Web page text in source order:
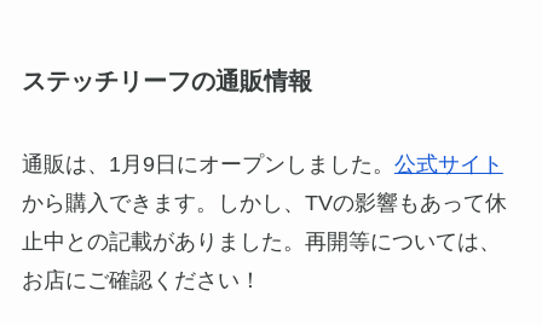
ステッチリーフの通販情報
通販は、1月9日にオープンしました。 公式サイト
から購入できます。しかし、TVの影響もあって休
止中との記載がありました。再開等については、
お店にご確認ください！